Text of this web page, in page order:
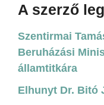
A szerző
Szentirmai
Beruházási
államtitkára
Elhunyt Dr. Bitó